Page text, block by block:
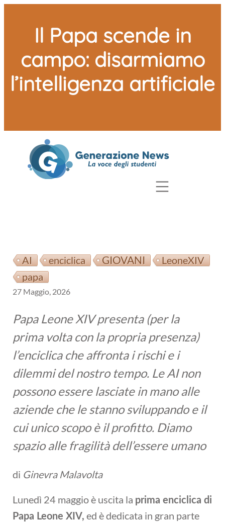
Il Papa scende in
campo: disarmiamo
l’intelligenza artificiale
AI enciclica GIOVANI
LeoneXIV
papa
27 Maggio, 2026
Papa Leone XIV presenta (per la
prima volta con la propria presenza)
l’enciclica che affronta i rischi e i
dilemmi del nostro tempo. Le AI non
possono essere lasciate in mano alle
aziende che le stanno sviluppando e il
cui unico scopo è il profitto. Diamo
spazio alle fragilità dell’essere umano
di Ginevra Malavolta
Lunedì 24 maggio è uscita la prima enciclica di
Papa Leone XIV, ed è dedicata in gran parte